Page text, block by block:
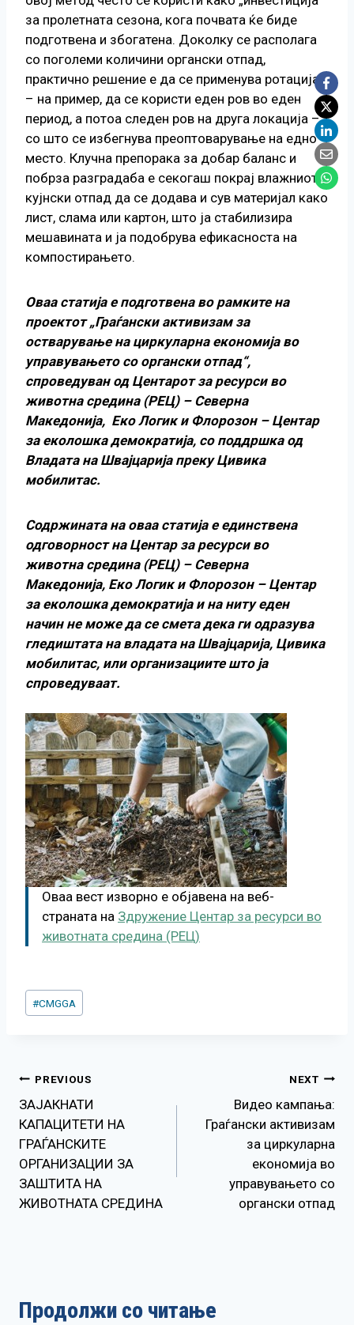
за пролетната сезона, кога почвата ќе биде
подготвена и збогатена. Доколку се располага
со поголеми количини органски отпад,
практично решение е да се применува ротација
– на пример, да се користи еден ров во еден
период, а потоа следен ров на друга локација –
со што се избегнува преоптоварување на едно
место. Клучна препорака за добар баланс и
побрза разградаба е секогаш покрај влажниот
кујнски отпад да се додава и сув материјал како
лист, слама или картон, што ја стабилизира
мешавината и ја подобрува ефикасноста на
компостирањето.
Оваа статија е подготвена во рамките на
проектот „Граѓански активизам за
остварување на циркуларна економија во
управувањето со органски отпад“,
спроведуван од Центарот за ресурси во
животна средина (РЕЦ) – Северна
Македонија, Еко Логик и Флорозон – Центар
за еколошка демократија, со поддршка од
Владата на Швајцарија преку Цивика
мобилитас.
Содржината на оваа статија е единствена
одговорност на Центар за ресурси во
животна средина (РЕЦ) – Северна
Македонија, Еко Логик и Флорозон – Центар
за еколошка демократија и на ниту еден
начин не може да се смета дека ги одразува
гледиштата на владата на Швајцарија, Цивика
мобилитас, или организациите што ја
спроведуваат.
Оваа вест изворно е објавена на веб-
страната на Здружение Центар за ресурси во
животната средина (РЕЦ)
Post
Tags:
#CMGGA
Навигација
на
напис
PREVIOUS
ЗАЈАКНАТИ
КАПАЦИТЕТИ НА
ГРАЃАНСКИТЕ
ОРГАНИЗАЦИИ ЗА
ЗАШТИТА НА
ЖИВОТНАТА СРЕДИНА
NEXT
Видео кампања:
Граѓански активизам
за циркуларна
економија во
управувањето со
органски отпад
Продолжи со читање